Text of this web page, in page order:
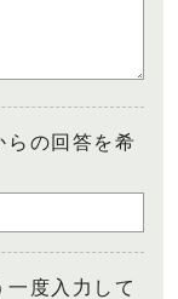
らの回答を希
一度入力して